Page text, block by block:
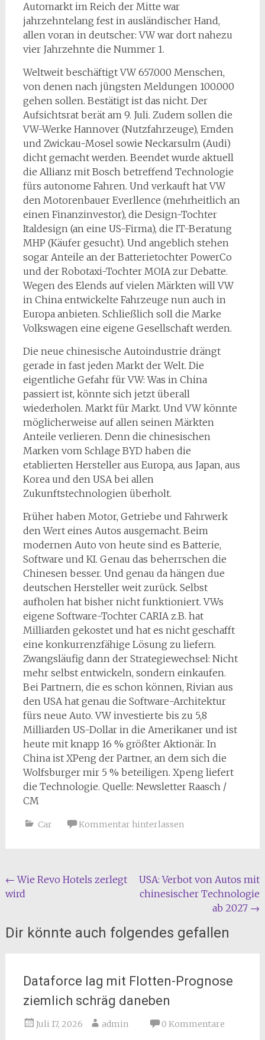
Automarkt im Reich der Mitte war
jahrzehntelang fest in ausländischer Hand,
allen voran in deutscher: VW war dort nahezu
vier Jahrzehnte die Nummer 1.
Weltweit beschäftigt VW 657.000 Menschen,
von denen nach jüngsten Meldungen 100.000
gehen sollen. Bestätigt ist das nicht. Der
Aufsichtsrat berät am 9. Juli. Zudem sollen die
VW-Werke Hannover (Nutzfahrzeuge), Emden
und Zwickau-Mosel sowie Neckarsulm (Audi)
dicht gemacht werden. Beendet wurde aktuell
die Allianz mit Bosch betreffend Technologie
fürs autonome Fahren. Und verkauft hat VW
den Motorenbauer Everllence (mehrheitlich an
einen Finanzinvestor), die Design-Tochter
Italdesign (an eine US-Firma), die IT-Beratung
MHP (Käufer gesucht). Und angeblich stehen
sogar Anteile an der Batterietochter PowerCo
und der Robotaxi-Tochter MOIA zur Debatte.
Wegen des Elends auf vielen Märkten will VW
in China entwickelte Fahrzeuge nun auch in
Europa anbieten. Schließlich soll die Marke
Volkswagen eine eigene Gesellschaft werden.
Die neue chinesische Autoindustrie drängt
gerade in fast jeden Markt der Welt. Die
eigentliche Gefahr für VW: Was in China
passiert ist, könnte sich jetzt überall
wiederholen. Markt für Markt. Und VW könnte
möglicherweise auf allen seinen Märkten
Anteile verlieren. Denn die chinesischen
Marken vom Schlage BYD haben die
etablierten Hersteller aus Europa, aus Japan, aus
Korea und den USA bei allen
Zukunftstechnologien überholt.
Früher haben Motor, Getriebe und Fahrwerk
den Wert eines Autos ausgemacht. Beim
modernen Auto von heute sind es Batterie,
Software und KI. Genau das beherrschen die
Chinesen besser. Und genau da hängen due
deutschen Hersteller weit zurück. Selbst
aufholen hat bisher nicht funktioniert. VWs
eigene Software-Tochter CARIA z.B. hat
Milliarden gekostet und hat es nicht geschafft
eine konkurrenzfähige Lösung zu liefern.
Zwangsläufig dann der Strategiewechsel: Nicht
mehr selbst entwickeln, sondern einkaufen.
Bei Partnern, die es schon können, Rivian aus
den USA hat genau die Software-Architektur
fürs neue Auto. VW investierte bis zu 5,8
Milliarden US-Dollar in die Amerikaner und ist
heute mit knapp 16 % größter Aktionär. In
China ist XPeng der Partner, an dem sich die
Wolfsburger mir 5 % beteiligen. Xpeng liefert
die Technologie. Quelle: Newsletter Raasch /
CM
Car Kommentar hinterlassen
Beitragsnavigation
← Wie Revo Hotels zerlegt
wird
USA: Verbot von Autos mit
chinesischer Technologie
ab 2027 →
Dir könnte auch folgendes gefallen
Dataforce lag mit Flotten-Prognose
ziemlich schräg daneben
Juli 17, 2026 admin 0 Kommentare